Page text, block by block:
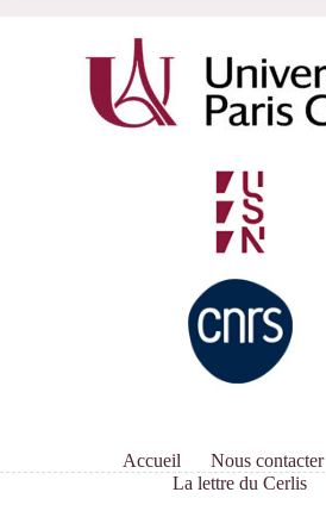
Accueil Nous contacter
La lettre du Cerlis